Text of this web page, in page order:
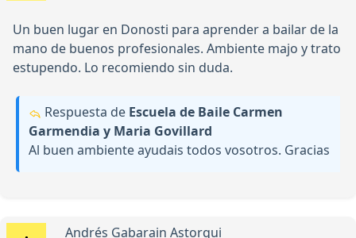
Un buen lugar en Donosti para aprender a bailar de la
mano de buenos profesionales. Ambiente majo y trato
estupendo. Lo recomiendo sin duda.
Respuesta de Escuela de Baile Carmen
Garmendia y Maria Govillard
Al buen ambiente ayudais todos vosotros. Gracias
Andrés Gabarain Astorqui